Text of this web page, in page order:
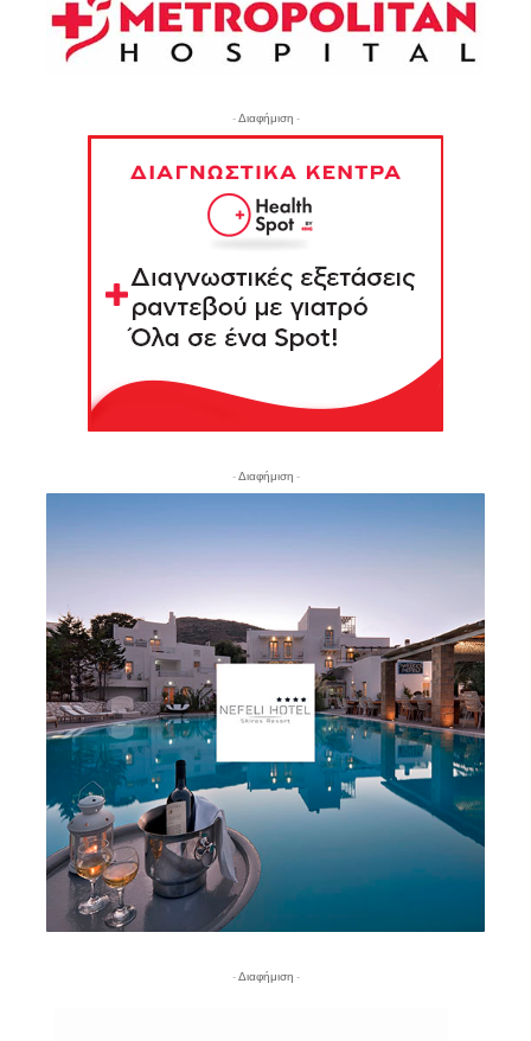
- Διαφήμιση -
- Διαφήμιση -
- Διαφήμιση -